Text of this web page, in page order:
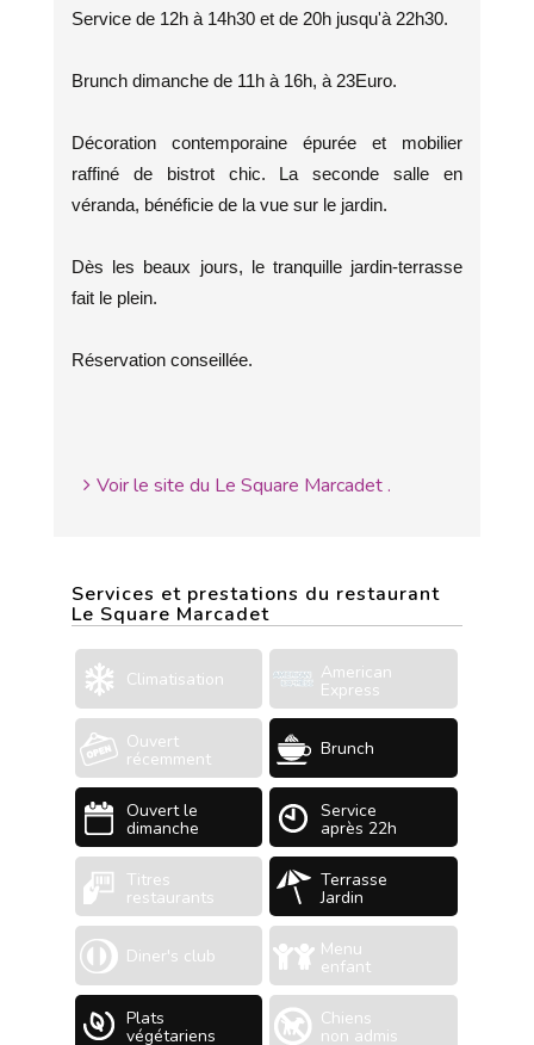
Service de 12h à 14h30 et de 20h jusqu'à 22h30.
Brunch dimanche de 11h à 16h, à 23Euro.
Décoration contemporaine épurée et mobilier
raffiné de bistrot chic. La seconde salle en
véranda, bénéficie de la vue sur le jardin.
Dès les beaux jours, le tranquille jardin-terrasse
fait le plein.
Réservation conseillée.
Voir le site du Le Square Marcadet .
Services et prestations du restaurant
Le Square Marcadet
Climatisation American
Express
Ouvert
récemment Brunch
Ouvert le
dimanche
Service
après 22h
Titres
restaurants
Terrasse
Jardin
Diner's club Menu
enfant
Plats
végétariens
Chiens
non admis